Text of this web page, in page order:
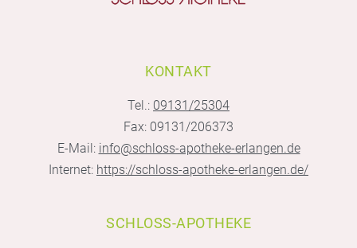
KONTAKT
Tel.: 09131/25304
Fax: 09131/206373
E-Mail: info@schloss-apotheke-erlangen.de
Internet: https://schloss-apotheke-erlangen.de/
SCHLOSS-APOTHEKE